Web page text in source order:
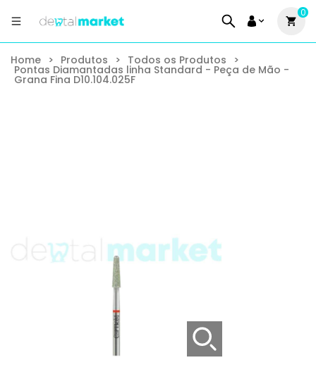
0
Home > Produtos > Todos os Produtos >
Pontas Diamantadas linha Standard - Peça de Mão -
Grana Fina D10.104.025F